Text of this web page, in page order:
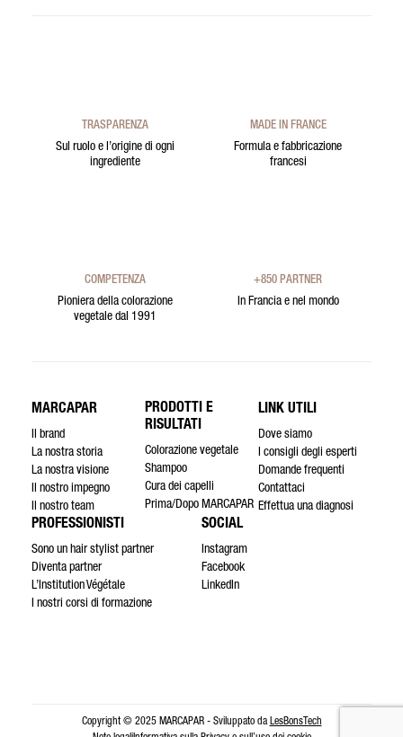
TRASPARENZA
Sul ruolo e l’origine di ogni
ingrediente
MADE IN FRANCE
Formula e fabbricazione
francesi
COMPETENZA
Pioniera della colorazione
vegetale dal 1991
+850 PARTNER
In Francia e nel mondo
MARCAPAR
Il brand
La nostra storia
La nostra visione
Il nostro impegno
Il nostro team
PRODOTTI E
RISULTATI
Colorazione vegetale
Shampoo
Cura dei capelli
Prima/Dopo MARCAPAR
LINK UTILI
Dove siamo
I consigli degli esperti
Domande frequenti
Contattaci
Effettua una diagnosi
PROFESSIONISTI
Sono un hair stylist partner
Diventa partner
L’Institution Végétale
I nostri corsi di formazione
SOCIAL
Instagram
Facebook
LinkedIn
Copyright © 2025 MARCAPAR - Sviluppato da LesBonsTech